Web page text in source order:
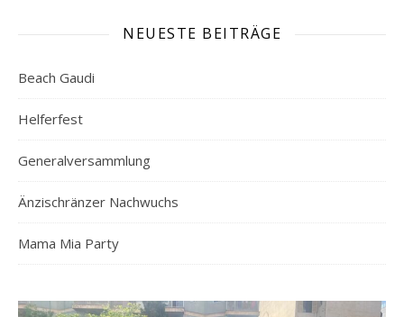
NEUESTE BEITRÄGE
Beach Gaudi
Helferfest
Generalversammlung
Änzischränzer Nachwuchs
Mama Mia Party